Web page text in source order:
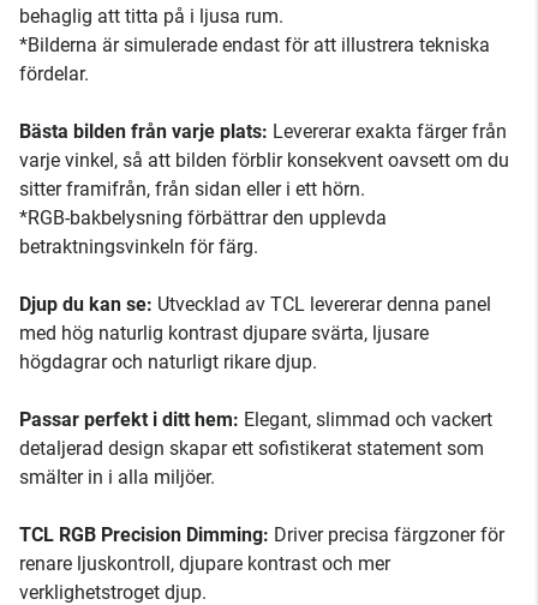
behaglig att titta på i ljusa rum.
*Bilderna är simulerade endast för att illustrera tekniska
fördelar.
Bästa bilden från varje plats: Levererar exakta färger från
varje vinkel, så att bilden förblir konsekvent oavsett om du
sitter framifrån, från sidan eller i ett hörn.
*RGB-bakbelysning förbättrar den upplevda
betraktningsvinkeln för färg.
Djup du kan se: Utvecklad av TCL levererar denna panel
med hög naturlig kontrast djupare svärta, ljusare
högdagrar och naturligt rikare djup.
Passar perfekt i ditt hem: Elegant, slimmad och vackert
detaljerad design skapar ett sofistikerat statement som
smälter in i alla miljöer.
TCL RGB Precision Dimming: Driver precisa färgzoner för
renare ljuskontroll, djupare kontrast och mer
verklighetstroget djup.